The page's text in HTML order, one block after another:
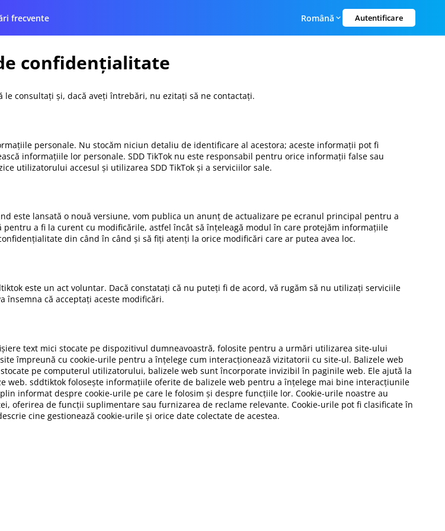
frecvente Română Autentificare
confidențialitate
consultați și, dacă aveți întrebări, nu ezitați să ne contactați.
personale. Nu stocăm niciun detaliu de identificare al acestora; aceste informații pot fi
informațiile lor personale. SDD TikTok nu este responsabil pentru orice informații false sau
utilizatorului accesul și utilizarea SDD TikTok și a serviciilor sale.
este lansată o nouă versiune, vom publica un anunț de actualizare pe ecranul principal pentru a
a fi la curent cu modificările, astfel încât să înțeleagă modul în care protejăm informațiile
din când în când și să fiți atenți la orice modificări care ar putea avea loc.
este un act voluntar. Dacă constatați că nu puteți fi de acord, vă rugăm să nu utilizați serviciile
însemna că acceptați aceste modificări.
text mici stocate pe dispozitivul dumneavoastră, folosite pentru a urmări utilizarea site-ului
împreună cu cookie-urile pentru a înțelege cum interacționează vizitatorii cu site-ul. Balizele web
pe computerul utilizatorului, balizele web sunt încorporate invizibil în paginile web. Ele ajută la
sddtiktok folosește informațiile oferite de balizele web pentru a înțelege mai bine interacțiunile
informat despre cookie-urile pe care le folosim și despre funcțiile lor. Cookie-urile noastre au
oferirea de funcții suplimentare sau furnizarea de reclame relevante. Cookie-urile pot fi clasificate în
cine gestionează cookie-urile și orice date colectate de acestea.